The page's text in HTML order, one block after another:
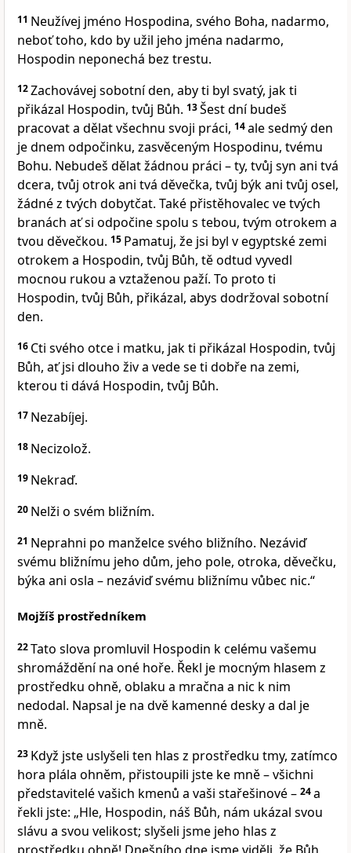
11 Neužívej jméno Hospodina, svého Boha, nadarmo,
neboť toho, kdo by užil jeho jména nadarmo,
Hospodin neponechá bez trestu.
12Zachovávej sobotní den, aby ti byl svatý, jak ti
přikázal Hospodin, tvůj Bůh. 13Šest dní budeš
pracovat a dělat všechnu svoji práci, 14ale sedmý den
je dnem odpočinku, zasvěceným Hospodinu, tvému
Bohu. Nebudeš dělat žádnou práci – ty, tvůj syn ani tvá
dcera, tvůj otrok ani tvá děvečka, tvůj býk ani tvůj osel,
žádné z tvých dobytčat. Také přistěhovalec ve tvých
branách ať si odpočine spolu s tebou, tvým otrokem a
tvou děvečkou. 15 Pamatuj, že jsi byl v egyptské zemi
otrokem a Hospodin, tvůj Bůh, tě odtud vyvedl
mocnou rukou a vztaženou paží. To proto ti
Hospodin, tvůj Bůh, přikázal, abys dodržoval sobotní
den.
16 Cti svého otce i matku, jak ti přikázal Hospodin, tvůj
Bůh, ať jsi dlouho živ a vede se ti dobře na zemi,
kterou ti dává Hospodin, tvůj Bůh.
17 Nezabíjej.
18 Necizolož.
19 Nekraď.
20 Nelži o svém bližním.
21 Neprahni po manželce svého bližního. Nezáviď
svému bližnímu jeho dům, jeho pole, otroka, děvečku,
býka ani osla – nezáviď svému bližnímu vůbec nic.“
Mojžíš prostředníkem
22Tato slova promluvil Hospodin k celému vašemu
shromáždění na oné hoře. Řekl je mocným hlasem z
prostředku ohně, oblaku a mračna a nic k nim
nedodal. Napsal je na dvě kamenné desky a dal je
mně.
23 Když jste uslyšeli ten hlas z prostředku tmy, zatímco
hora plála ohněm, přistoupili jste ke mně – všichni
představitelé vašich kmenů a vaši stařešinové – 24a
řekli jste: „Hle, Hospodin, náš Bůh, nám ukázal svou
slávu a svou velikost; slyšeli jsme jeho hlas z